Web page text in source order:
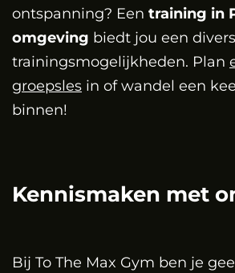
ontspanning? Een training in
omgeving biedt jou een
trainingsmogelijkheden. Plan
groepsles in of wandel een
binnen!
Kennismaken met
Bij To The Max Gym ben je